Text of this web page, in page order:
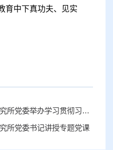
育中下真功夫、见实
色社会主义思想主题教育专题读书班暨理论学习中心组集中学习（第七场）
所党委书记讲授专题党课